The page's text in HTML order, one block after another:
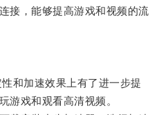
接，能够提高游戏和视频的流
加速效果上有了进一步提
游戏和观看高清视频。